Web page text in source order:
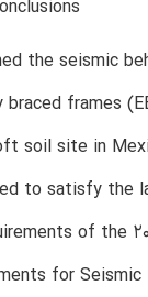
the seismic
frames
soil site in
to satisfy the
of the
for Seismic